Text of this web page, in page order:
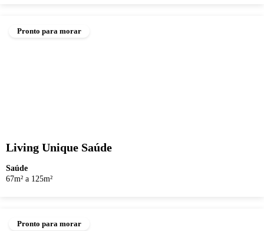
Pronto para morar
Living Unique Saúde
Saúde
67m² a 125m²
Pronto para morar